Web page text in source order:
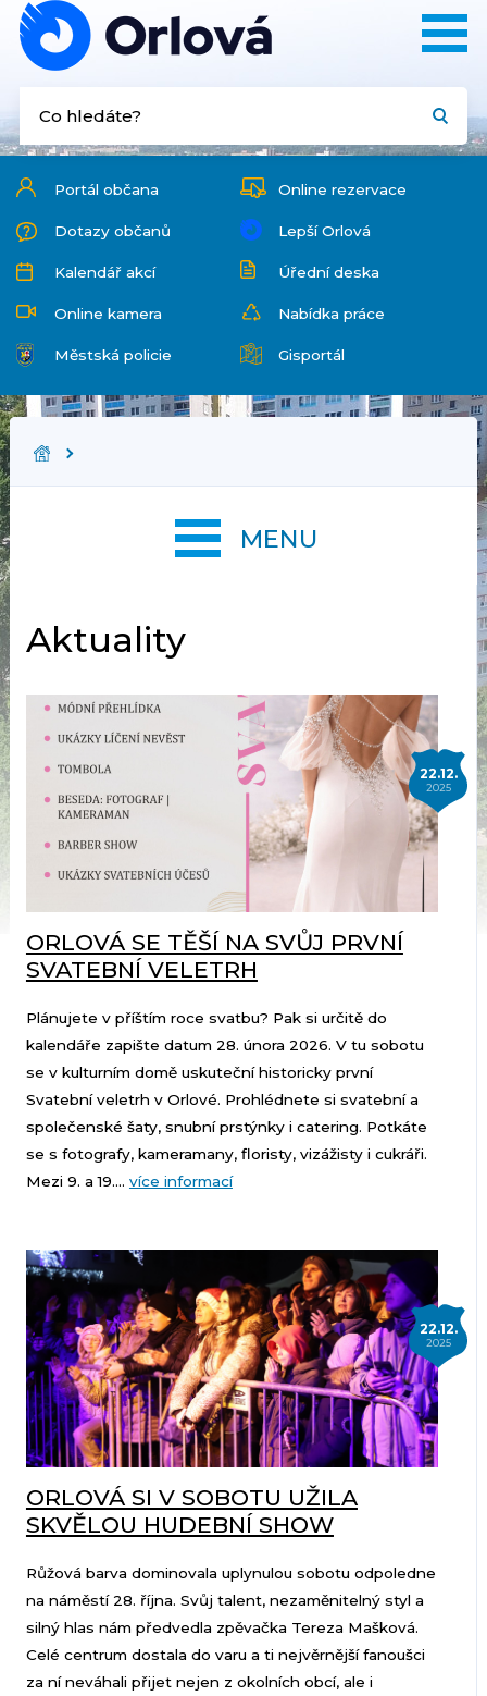
Portál občana Online rezervace
Dotazy občanů Lepší Orlová
Kalendář akcí Úřední deska
Online kamera Nabídka práce
Městská policie Gisportál
Aktuality
22.12.
2025
ORLOVÁ SE TĚŠÍ NA SVŮJ PRVNÍ
SVATEBNÍ VELETRH
Plánujete v příštím roce svatbu? Pak si určitě do
kalendáře zapište datum 28. února 2026. V tu sobotu
se v kulturním domě uskuteční historicky první
Svatební veletrh v Orlové. Prohlédnete si svatební a
společenské šaty, snubní prstýnky i catering. Potkáte
se s fotografy, kameramany, floristy, vizážisty i cukráři.
Mezi 9. a 19.... více informací
22.12.
2025
ORLOVÁ SI V SOBOTU UŽILA
SKVĚLOU HUDEBNÍ SHOW
Růžová barva dominovala uplynulou sobotu odpoledne
na náměstí 28. října. Svůj talent, nezaměnitelný styl a
silný hlas nám předvedla zpěvačka Tereza Mašková.
Celé centrum dostala do varu a ti nejvěrnější fanoušci
za ní neváhali přijet nejen z okolních obcí, ale i
MENU